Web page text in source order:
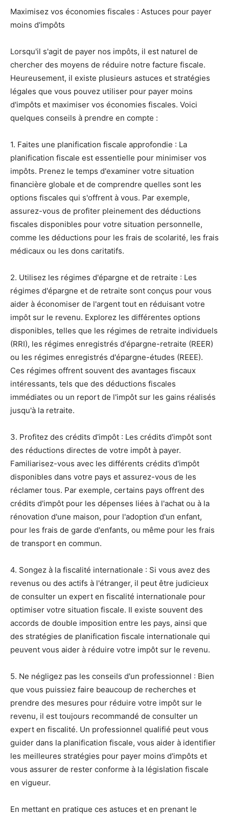
Maximisez vos économies fiscales : Astuces pour payer
moins d'impôts
Lorsqu'il s'agit de payer nos impôts, il est naturel de
chercher des moyens de réduire notre facture fiscale.
Heureusement, il existe plusieurs astuces et stratégies
légales que vous pouvez utiliser pour payer moins
d'impôts et maximiser vos économies fiscales. Voici
quelques conseils à prendre en compte :
1. Faites une planification fiscale approfondie : La
planification fiscale est essentielle pour minimiser vos
impôts. Prenez le temps d'examiner votre situation
financière globale et de comprendre quelles sont les
options fiscales qui s'offrent à vous. Par exemple,
assurez-vous de profiter pleinement des déductions
fiscales disponibles pour votre situation personnelle,
comme les déductions pour les frais de scolarité, les frais
médicaux ou les dons caritatifs.
2. Utilisez les régimes d'épargne et de retraite : Les
régimes d'épargne et de retraite sont conçus pour vous
aider à économiser de l'argent tout en réduisant votre
impôt sur le revenu. Explorez les différentes options
disponibles, telles que les régimes de retraite individuels
(RRI), les régimes enregistrés d'épargne-retraite (REER)
ou les régimes enregistrés d'épargne-études (REEE).
Ces régimes offrent souvent des avantages fiscaux
intéressants, tels que des déductions fiscales
immédiates ou un report de l'impôt sur les gains réalisés
jusqu'à la retraite.
3. Profitez des crédits d'impôt : Les crédits d'impôt sont
des réductions directes de votre impôt à payer.
Familiarisez-vous avec les différents crédits d'impôt
disponibles dans votre pays et assurez-vous de les
réclamer tous. Par exemple, certains pays offrent des
crédits d'impôt pour les dépenses liées à l'achat ou à la
rénovation d'une maison, pour l'adoption d'un enfant,
pour les frais de garde d'enfants, ou même pour les frais
de transport en commun.
4. Songez à la fiscalité internationale : Si vous avez des
revenus ou des actifs à l'étranger, il peut être judicieux
de consulter un expert en fiscalité internationale pour
optimiser votre situation fiscale. Il existe souvent des
accords de double imposition entre les pays, ainsi que
des stratégies de planification fiscale internationale qui
peuvent vous aider à réduire votre impôt sur le revenu.
5. Ne négligez pas les conseils d'un professionnel : Bien
que vous puissiez faire beaucoup de recherches et
prendre des mesures pour réduire votre impôt sur le
revenu, il est toujours recommandé de consulter un
expert en fiscalité. Un professionnel qualifié peut vous
guider dans la planification fiscale, vous aider à identifier
les meilleures stratégies pour payer moins d'impôts et
vous assurer de rester conforme à la législation fiscale
en vigueur.
En mettant en pratique ces astuces et en prenant le